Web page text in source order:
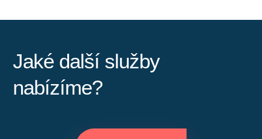
Jaké další služby
nabízíme?